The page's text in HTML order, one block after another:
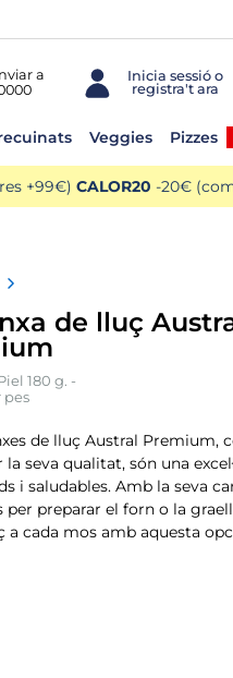
a
Veggies Pizzes
+99€) CALOR20 -20€
de lluç
180 g. -
pes
de lluç Austral Premium,
la seva qualitat, són una
i saludables. Amb la seva
per preparar el forn o la
a cada mos amb aquesta